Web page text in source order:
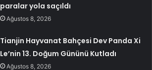
paralar yola saçıldı
Ağustos 8, 2026
Tianjin Hayvanat Bahçesi Dev Panda Xi
Le’nin 13. Doğum Gününü Kutladı
Ağustos 8, 2026